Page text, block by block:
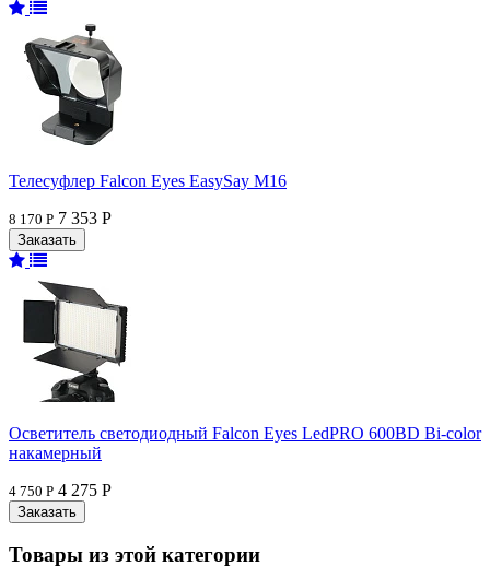
Телесуфлер Falcon Eyes EasySay M16
8 170 Р 7 353 Р
Осветитель светодиодный Falcon Eyes LedPRO 600BD Bi-color
накамерный
4 750 Р 4 275 Р
Товары из этой категории